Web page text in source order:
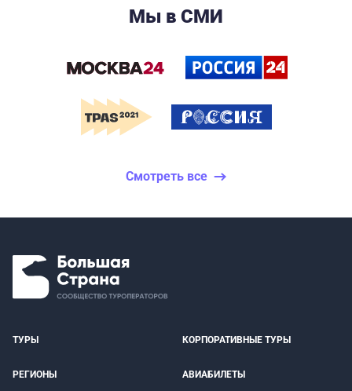
Мы в СМИ
Смотреть все
ТУРЫ КОРПОРАТИВНЫЕ ТУРЫ
РЕГИОНЫ АВИАБИЛЕТЫ